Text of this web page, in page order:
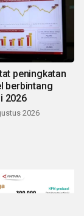
peningkatan
berbintang
2026
2026